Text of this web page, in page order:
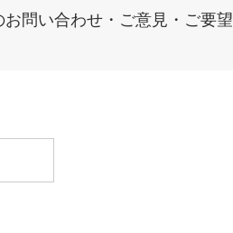
問い合わせ・ご意見・ご要